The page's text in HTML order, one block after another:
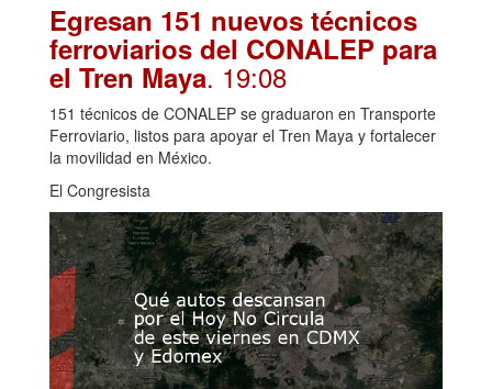
Egresan 151 nuevos técnicos
ferroviarios del CONALEP para
el Tren Maya. 19:08
151 técnicos de CONALEP se graduaron en Transporte
Ferroviario, listos para apoyar el Tren Maya y fortalecer
la movilidad en México.
El Congresista